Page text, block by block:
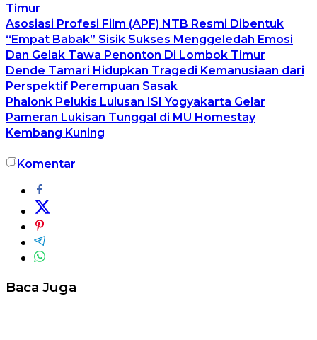
Timur
Asosiasi Profesi Film (APF) NTB Resmi Dibentuk
“Empat Babak” Sisik Sukses Menggeledah Emosi
Dan Gelak Tawa Penonton Di Lombok Timur
Dende Tamari Hidupkan Tragedi Kemanusiaan dari
Perspektif Perempuan Sasak
Phalonk Pelukis Lulusan ISI Yogyakarta Gelar
Pameran Lukisan Tunggal di MU Homestay
Kembang Kuning
Komentar
Baca Juga